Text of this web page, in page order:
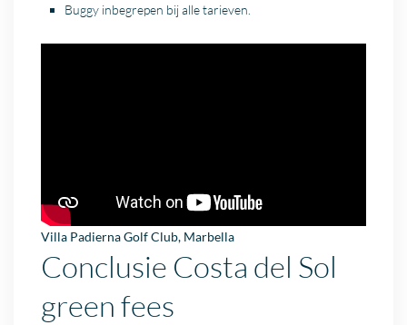
Buggy inbegrepen bij alle tarieven.
Villa Padierna Golf Club, Marbella
Conclusie Costa del Sol
green fees